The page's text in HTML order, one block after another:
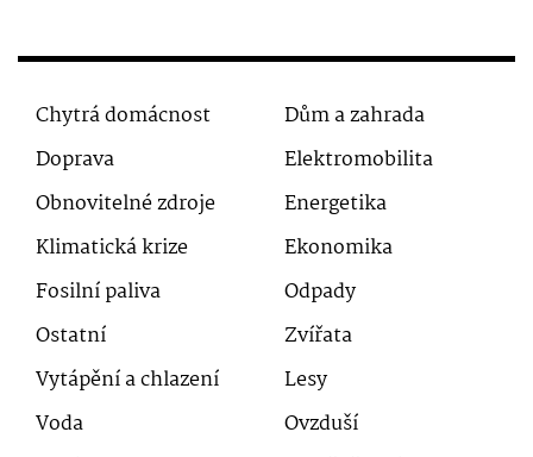
Chytrá domácnost
Dům a zahrada
Doprava
Elektromobilita
Obnovitelné zdroje
Energetika
Klimatická krize
Ekonomika
Fosilní paliva
Odpady
Ostatní
Zvířata
Vytápění a chlazení
Lesy
Voda
Ovzduší